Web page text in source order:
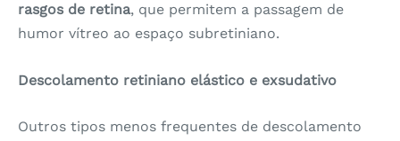
rasgos de retina, que permitem a passagem de
humor vítreo ao espaço subretiniano.
Descolamento retiniano elástico e exsudativo
Outros tipos menos frequentes de descolamento